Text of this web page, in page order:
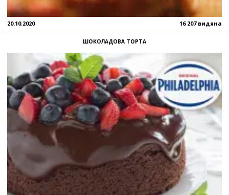
20.10.2020 16 207 видяна
ШОКОЛАДОВА ТОРТА